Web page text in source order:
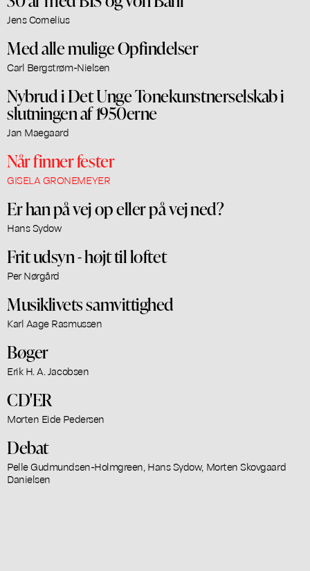
Jens Cornelius
Med alle mulige Opfindelser
Carl Bergstrøm-Nielsen
Nybrud i Det Unge Tonekunstnerselskab i
slutningen af 1950erne
Jan Maegaard
Når finner fester
GISELA GRONEMEYER
Er han på vej op eller på vej ned?
Hans Sydow
Frit udsyn - højt til loftet
Per Nørgård
Musiklivets samvittighed
Karl Aage Rasmussen
Bøger
Erik H. A. Jacobsen
CD'ER
Morten Eide Pedersen
Debat
Pelle Gudmundsen-Holmgreen, Hans Sydow, Morten Skovgaard
Danielsen